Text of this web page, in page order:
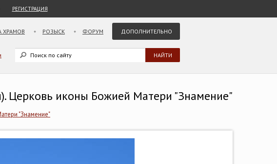
РЕГИСТРАЦИЯ
ХРАМОВ РОЗЫСК ФОРУМ ДОПОЛНИТЕЛЬНО
Церковь иконы Божией Матери "Знамение"
"Знамение"